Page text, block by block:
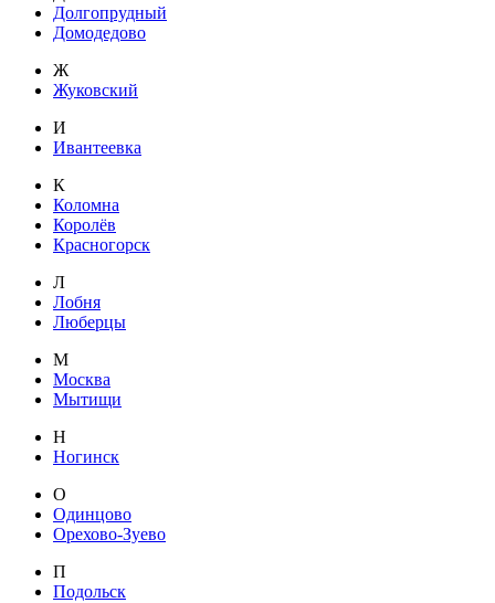
Долгопрудный
Домодедово
Ж
Жуковский
И
Ивантеевка
К
Коломна
Королёв
Красногорск
Л
Лобня
Люберцы
М
Москва
Мытищи
Н
Ногинск
О
Одинцово
Орехово-Зуево
П
Подольск